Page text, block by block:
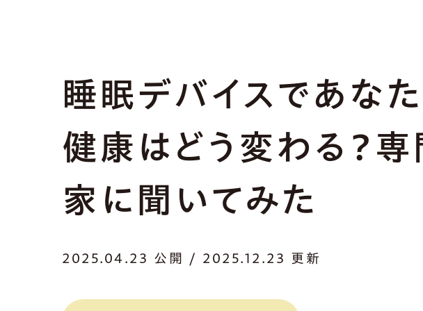
睡眠デバイスであな
健康はどう変わる？専
家に聞いてみた
2025.04.23 公開 / 2025.12.23 更新